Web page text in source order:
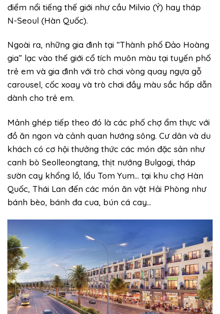
điểm nổi tiếng thế giới như cầu Milvio (Ý) hay tháp
N-Seoul (Hàn Quốc).
Ngoài ra, những gia đình tại “Thành phố Đảo Hoàng
gia” lạc vào thế giới cổ tích muôn màu tại tuyến phố
trẻ em và gia đình với trò chơi vòng quay ngựa gỗ
carousel, cốc xoay và trò chơi đầy màu sắc hấp dẫn
dành cho trẻ em.
Mảnh ghép tiếp theo đó là các phố chợ ẩm thực với
đồ ăn ngon và cảnh quan hướng sông. Cư dân và du
khách có cơ hội thưởng thức các món đặc sản như
canh bò Seolleongtang, thịt nướng Bulgogi, tháp
sườn cay khổng lồ, lẩu Tom Yum… tại khu chợ Hàn
Quốc, Thái Lan đến các món ăn vặt Hải Phòng như
bánh bèo, bánh đa cua, bún cá cay…